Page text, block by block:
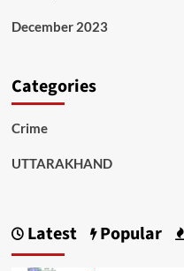
December 2023
Categories
Crime
UTTARAKHAND
Latest Popular